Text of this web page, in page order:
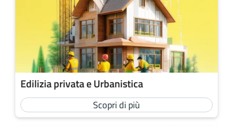
Edilizia privata e Urbanistica
Scopri di più